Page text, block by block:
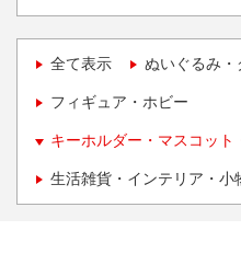
全て表示 ぬいぐるみ・
フィギュア・ホビー
キーホルダー・マスコット
生活雑貨・インテリア・小